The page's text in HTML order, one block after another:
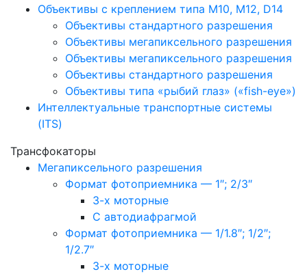
Объективы с креплением типа M10, M12, D14
Объективы стандартного разрешения
Объективы мегапиксельного разрешения
Объективы мегапиксельного разрешения
Объективы стандартного разрешения
Объективы типа «рыбий глаз» («fish-eye»)
Интеллектуальные транспортные системы
(ITS)
Трансфокаторы
Мегапиксельного разрешения
Формат фотоприемника — 1″; 2/3″
3-х моторные
С автодиафрагмой
Формат фотоприемника — 1/1.8″; 1/2″;
1/2.7″
3-х моторные